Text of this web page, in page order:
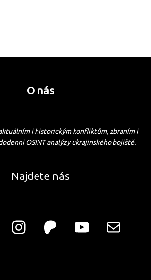
O nás
i historickým konfliktům, zbraním i
OSINT analýzy ukrajinského bojiště.
Najdete nás